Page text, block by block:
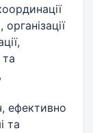
та
ефективно
та